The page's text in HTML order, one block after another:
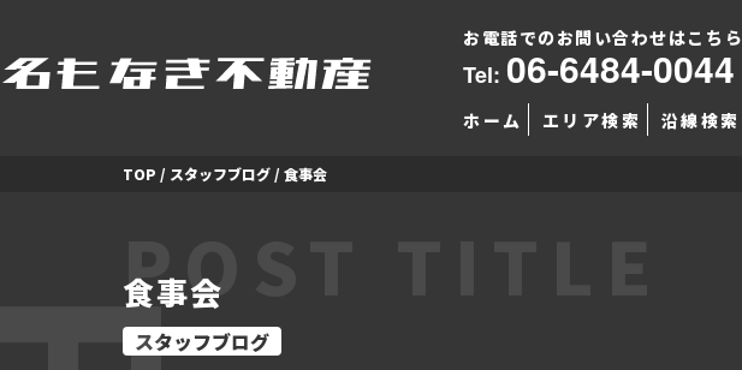
お電話でのお問い合わせはこちら
Tel: 06-6484-0044
ホーム エリア検索 沿線検索
TOP / スタッフブログ / 食事会
POST TITLE
食事会
スタッフブログ